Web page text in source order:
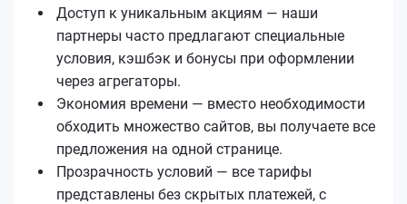
Доступ к уникальным акциям — наши
партнеры часто предлагают специальные
условия, кэшбэк и бонусы при оформлении
через агрегаторы.
Экономия времени — вместо необходимости
обходить множество сайтов, вы получаете все
предложения на одной странице.
Прозрачность условий — все тарифы
представлены без скрытых платежей, с